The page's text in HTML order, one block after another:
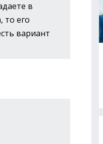
в
то его
вариант